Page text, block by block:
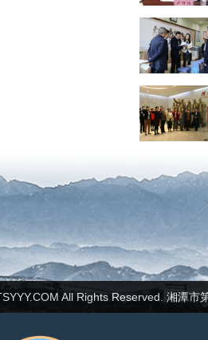
All Rights Reserved. 湘潭市